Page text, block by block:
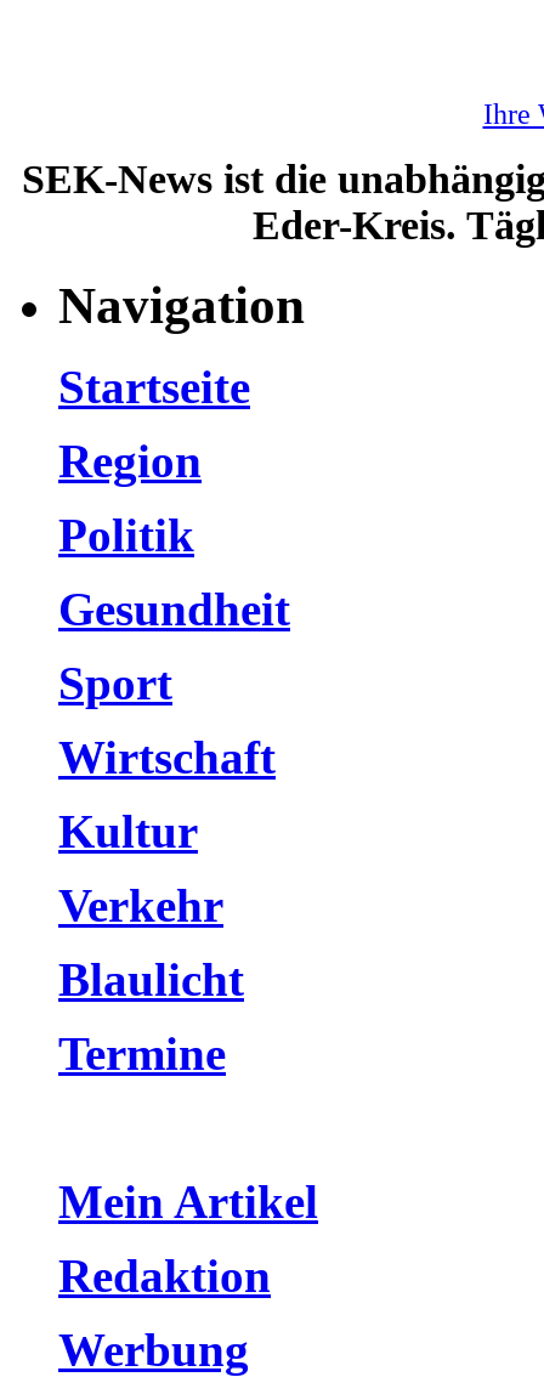
Ihre
SEK-News ist die
Eder-Kreis.
Navigation
Startseite
Region
Politik
Gesundheit
Sport
Wirtschaft
Kultur
Verkehr
Blaulicht
Termine
Mein Artikel
Redaktion
Werbung